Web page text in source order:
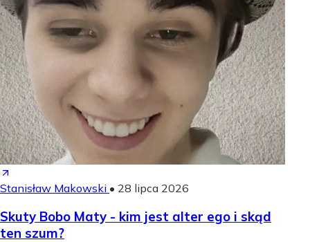
Stanisław Makowski • 28 lipca 2026
Skuty Bobo Maty - kim jest alter ego i skąd
ten szum?